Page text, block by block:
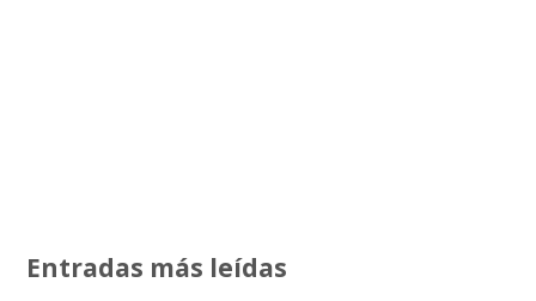
Entradas más leídas